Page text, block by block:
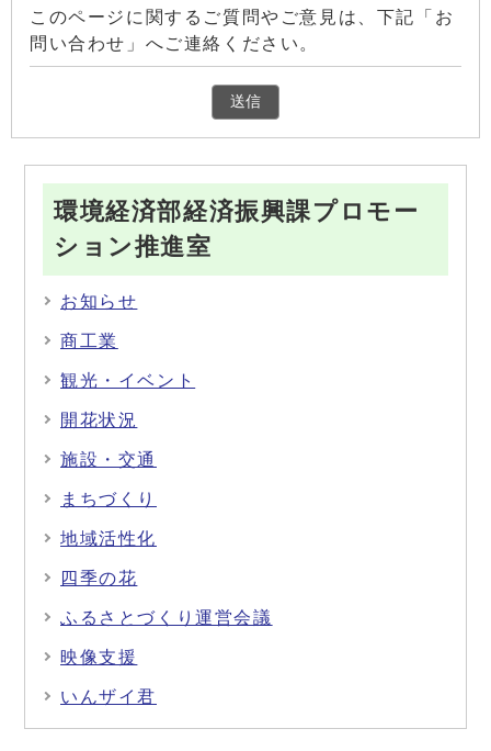
このページに関するご質問やご意見は、下記「お
問い合わせ」へご連絡ください。
環境経済部経済振興課プロモー
ション推進室
お知らせ
商工業
観光・イベント
開花状況
施設・交通
まちづくり
地域活性化
四季の花
ふるさとづくり運営会議
映像支援
いんザイ君